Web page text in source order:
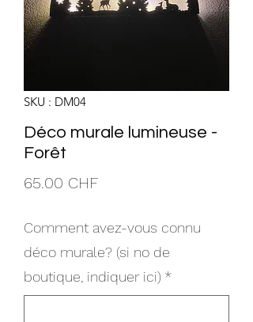
SKU : DM04
Déco murale lumineuse -
Forêt
65.00 CHFPrix
Comment avez-vous connu
déco murale? (si no de
boutique, indiquer ici) *